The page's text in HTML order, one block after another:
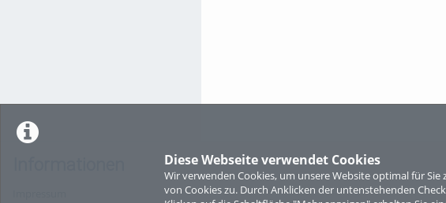
Diese Webseite verwendet Cookies
Wir verwenden Cookies, um unsere Website optimal für
von Cookies zu. Durch Anklicken der untenstehenden